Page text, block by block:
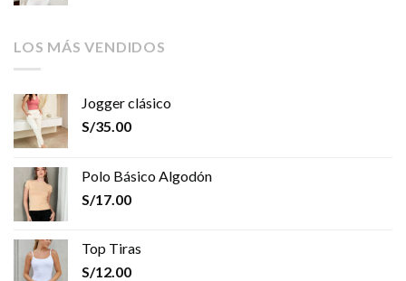
LOS MÁS VENDIDOS
Jogger clásico
S/35.00
Polo Básico Algodón
S/17.00
Top Tiras
S/12.00